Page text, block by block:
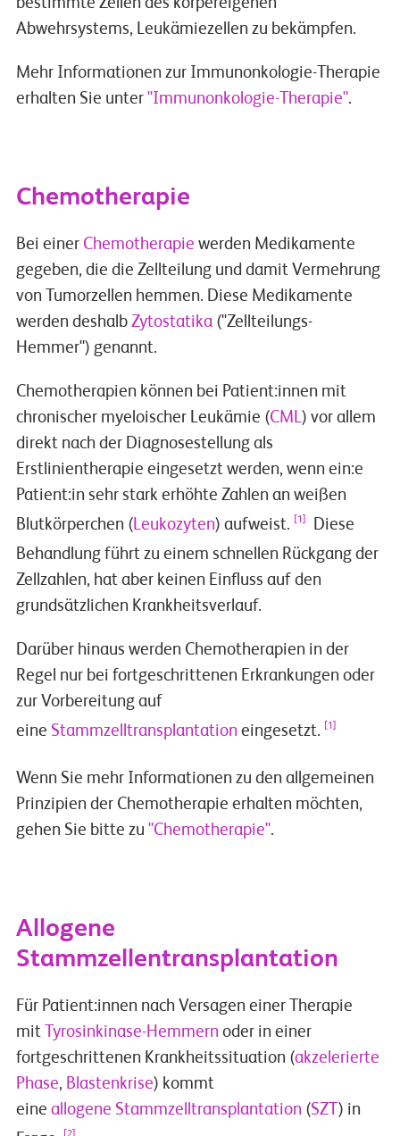
bestimmte Zellen des körpereigenen
Abwehrsystems, Leukämiezellen zu bekämpfen.
Mehr Informationen zur Immunonkologie-Therapie
erhalten Sie unter "Immunonkologie-Therapie".
Chemotherapie
Bei einer Chemotherapie werden Medikamente
gegeben, die die Zellteilung und damit Vermehrung
von Tumorzellen hemmen. Diese Medikamente
werden deshalb Zytostatika("Zellteilungs-
Hemmer") genannt.
Chemotherapien können bei Patient:innen mit
chronischer myeloischer Leukämie (CML) vor allem
direkt nach der Diagnosestellung als
Erstlinientherapie eingesetzt werden, wenn ein:e
Patient:in sehr stark erhöhte Zahlen an weißen
Blutkörperchen ( Leukozyten) aufweist. [1]
Diese
Behandlung führt zu einem schnellen Rückgang der
Zellzahlen, hat aber keinen Einfluss auf den
grundsätzlichen Krankheitsverlauf.
Darüber hinaus werden Chemotherapien in der
Regel nur bei fortgeschrittenen Erkrankungen oder
zur Vorbereitung auf
eine Stammzelltransplantation eingesetzt. [1]
Wenn Sie mehr Informationen zu den allgemeinen
Prinzipien der Chemotherapie erhalten möchten,
gehen Sie bitte zu "Chemotherapie".
Allogene
Stammzellentransplantation
Für Patient:innen nach Versagen einer Therapie
mit
Tyrosinkinase-Hemmern oder in einer
fortgeschrittenen Krankheitssituation (akzelerierte
Phase, Blastenkrise) kommt
eine allogene Stammzelltransplantation (SZT ) in